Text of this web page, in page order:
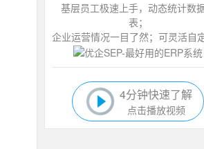
基层员工极速上手，动态统计数
表；
企业运营情况一目了然；可灵活自
4分钟快速了解
点击播放视频